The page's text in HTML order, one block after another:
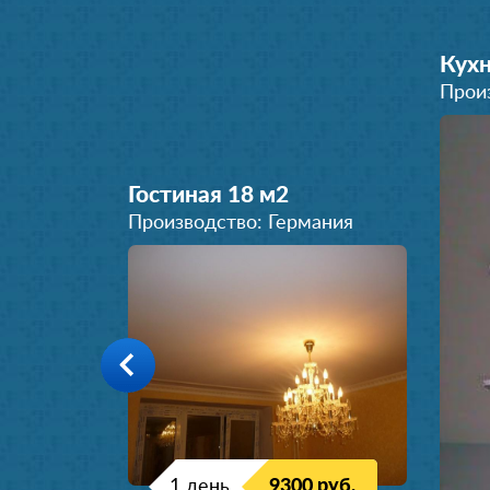
Гостиная 18 м2
Производство: Германия